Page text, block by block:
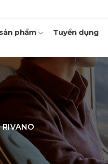
phẩm Tuyển dụng
RIVANO